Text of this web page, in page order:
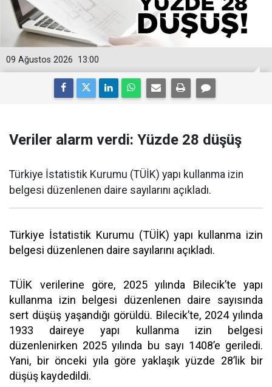
13:00
09 Ağustos 2026
Veriler alarm verdi: Yüzde 28 düşüş
Türkiye İstatistik Kurumu (TÜİK) yapı kullanma izin
belgesi düzenlenen daire sayılarını açıkladı.
Türkiye İstatistik Kurumu (TÜİK) yapı kullanma izin
belgesi düzenlenen daire sayılarını açıkladı.
TÜİK verilerine göre, 2025 yılında Bilecik’te yapı
kullanma izin belgesi düzenlenen daire sayısında
sert düşüş yaşandığı görüldü. Bilecik’te, 2024 yılında
1933 daireye yapı kullanma izin belgesi
düzenlenirken 2025 yılında bu sayı 1408’e geriledi.
Yani, bir önceki yıla göre yaklaşık yüzde 28’lik bir
düşüş kaydedildi.